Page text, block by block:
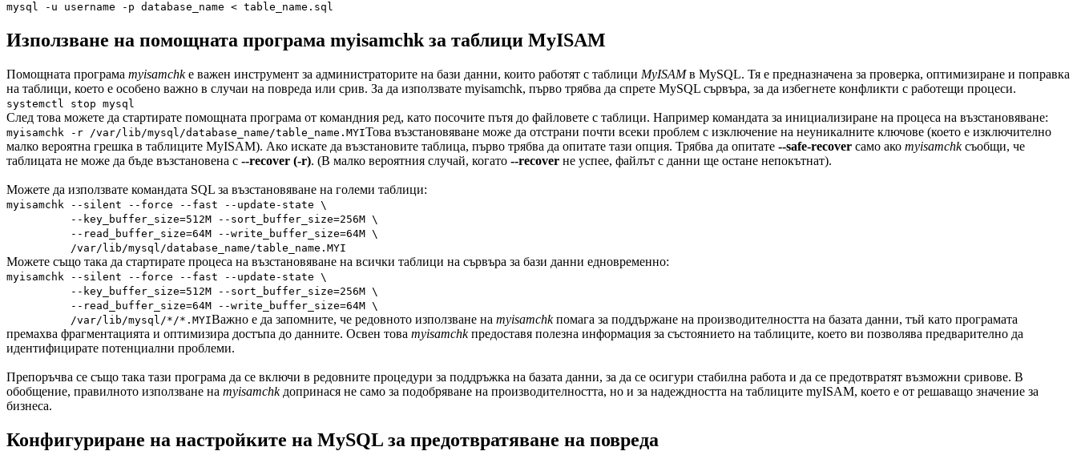
mysql -u username -p database_name < table_name.sql
Използване на помощната програма myisamchk за таблици MyISAM
Помощната програма myisamchkе важен инструмент за администраторите на бази данни, които работят с таблици MyISAMв MySQL. Тя е предназначена за проверка, оптимизиране и поправка
на таблици, което е особено важно в случаи на повреда или срив. За да използвате myisamchk, първо трябва да спрете MySQL сървъра, за да избегнете конфликти с работещи процеси.
systemctl stop mysql
След това можете да стартирате помощната програма от командния ред, като посочите пътя до файловете с таблици. Например командата за инициализиране на процеса на възстановяване:
myisamchk -r /var/lib/mysql/database_name/table_name.MYIТова възстановяване може да отстрани почти всеки проблем с изключение на неуникалните ключове (което е изключително
малко вероятна грешка в таблиците MyISAM). Ако искате да възстановите таблица, първо трябва да опитате тази опция. Трябва да опитате --safe-recover само ако myisamchkсъобщи, че
таблицата не може да бъде възстановена с --recover (-r). (В малко вероятния случай, когато --recover не успее, файлът с данни ще остане непокътнат).
Можете да използвате командата SQL за възстановяване на големи таблици:
myisamchk --silent --force --fast --update-state \
--key_buffer_size=512M --sort_buffer_size=256M \
--read_buffer_size=64M --write_buffer_size=64M \
/var/lib/mysql/database_name/table_name.MYI
Можете също така да стартирате процеса на възстановяване на всички таблици на сървъра за бази данни едновременно:
myisamchk --silent --force --fast --update-state \
--key_buffer_size=512M --sort_buffer_size=256M \
--read_buffer_size=64M --write_buffer_size=64M \
/var/lib/mysql/*/*.MYIВажно е да запомните, че редовното използване на myisamchkпомага за поддържане на производителността на базата данни, тъй като програмата
премахва фрагментацията и оптимизира достъпа до данните. Освен това myisamchkпредоставя полезна информация за състоянието на таблиците, което ви позволява предварително да
идентифицирате потенциални проблеми.
Препоръчва се също така тази програма да се включи в редовните процедури за поддръжка на базата данни, за да се осигури стабилна работа и да се предотвратят възможни сривове. В
обобщение, правилното използване на myisamchkдопринася не само за подобряване на производителността, но и за надеждността на таблиците myISAM, което е от решаващо значение за
бизнеса.
Конфигуриране на настройките на MySQL за предотвратяване на повреда